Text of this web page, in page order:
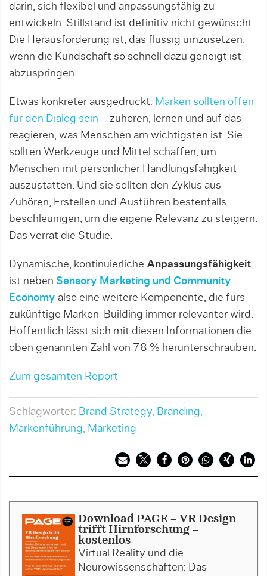
darin, sich flexibel und anpassungsfähig zu
entwickeln. Stillstand ist definitiv nicht gewünscht.
Die Herausforderung ist, das flüssig umzusetzen,
wenn die Kundschaft so schnell dazu geneigt ist
abzuspringen.
Etwas konkreter ausgedrückt: Marken sollten offen
für den Dialog sein – zuhören, lernen und auf das
reagieren, was Menschen am wichtigsten ist. Sie
sollten Werkzeuge und Mittel schaffen, um
Menschen mit persönlicher Handlungsfähigkeit
auszustatten. Und sie sollten den Zyklus aus
Zuhören, Erstellen und Ausführen bestenfalls
beschleunigen, um die eigene Relevanz zu steigern.
Das verrät die Studie.
Dynamische, kontinuierliche Anpassungsfähigkeit
ist neben Sensory Marketing und Community
Economy also eine weitere Komponente, die fürs
zukünftige Marken-Building immer relevanter wird.
Hoffentlich lässt sich mit diesen Informationen die
oben genannten Zahl von 78 % herunterschrauben.
Zum gesamten Report
Schlagwörter: Brand Strategy, Branding,
Markenführung, Marketing
Download PAGE - VR Design
trifft Hirnforschung -
kostenlos
Virtual Reality und die
Neurowissenschaften: Das